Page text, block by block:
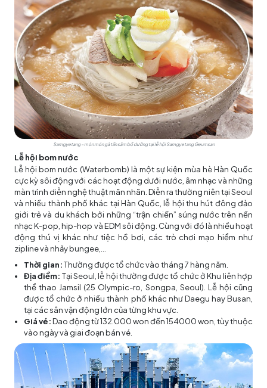
Samgyetang – món món gà tần sâm bổ dưỡng tại lễ hội Samgyetang Geumsan
Lễ hội bom nước
Lễ hội bom nước (Waterbomb) là một sự kiện mùa hè Hàn Quốc
cực kỳ sôi động với các hoạt động dưới nước, âm nhạc và những
màn trình diễn nghệ thuật mãn nhãn. Diễn ra thường niên tại Seoul
và nhiều thành phố khác tại Hàn Quốc, lễ hội thu hút đông đảo
giới trẻ và du khách bởi những “trận chiến” súng nước trên nền
nhạc K-pop, hip-hop và EDM sôi động. Cùng với đó là nhiều hoạt
động thú vị khác như tiệc hồ bơi, các trò chơi mạo hiểm như
zipline và nhảy bungee,...
Thời gian:Thường được tổ chức vào tháng 7 hàng năm.
Địa điểm: Tại Seoul, lễ hội thường được tổ chức ở Khu liên hợp
thể thao Jamsil (25 Olympic-ro, Songpa, Seoul). Lễ hội cũng
được tổ chức ở nhiều thành phố khác như Daegu hay Busan,
tại các sân vận động lớn của từng khu vực.
Giá vé:Dao động từ 132.000 won đến 154000 won, tùy thuộc
vào ngày và giai đoạn bán vé.